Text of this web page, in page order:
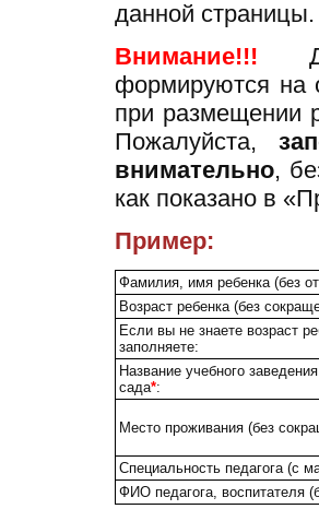
данной страницы.
Внимание!!!
формируются на
при
Пожалуйста,
внимательно,
как показано в
Пример:
Фамилия, имя ребенка (без
Возраст ребенка (без
Если вы не знаете возраст
заполняете:
Название учебного
сада*:
Место проживания (без
Специальность педагога (с
ФИО педагога, воспитателя